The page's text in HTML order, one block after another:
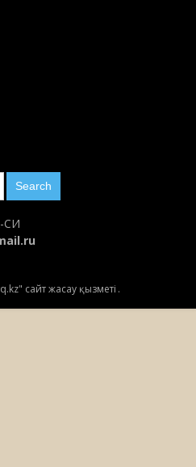
“ифтарға” ауыспасын
2018
– түп-тамырымыздың
СИ
сайт жасау қызметі .